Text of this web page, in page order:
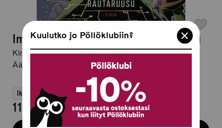
Imperiumin perilliset 2 Rautaruusu
Kirjailija:Oskar Källner
Äänikirja, suomi
Ikäsuositus 9+
11,95 €
Kuulutko jo Pöllöklubiin?